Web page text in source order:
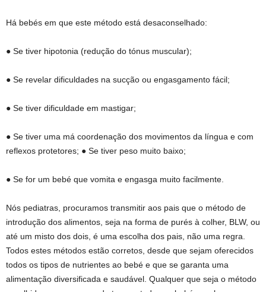
Há bebés em que este método está desaconselhado:
● Se tiver hipotonia (redução do tónus muscular);
● Se revelar dificuldades na sucção ou engasgamento fácil;
● Se tiver dificuldade em mastigar;
● Se tiver uma má coordenação dos movimentos da língua e com
reflexos protetores; ● Se tiver peso muito baixo;
● Se for um bebé que vomita e engasga muito facilmente.
Nós pediatras, procuramos transmitir aos pais que o método de
introdução dos alimentos, seja na forma de purés à colher, BLW, ou
até um misto dos dois, é uma escolha dos pais, não uma regra.
Todos estes métodos estão corretos, desde que sejam oferecidos
todos os tipos de nutrientes ao bebé e que se garanta uma
alimentação diversificada e saudável. Qualquer que seja o método